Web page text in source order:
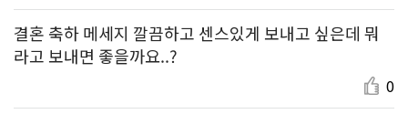
결혼 축하 메세지 깔끔하고 센스있게 보내고 싶은데 뭐
라고 보내면 좋을까요..?
0